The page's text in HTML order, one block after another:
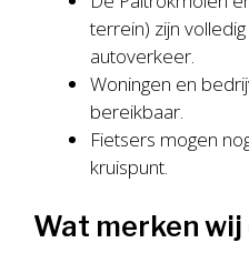
terrein) zijn
autoverkeer.
Woningen en
bereikbaar.
Fietsers mogen
kruispunt.
Wat merken wij